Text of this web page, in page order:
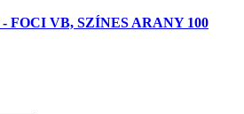
FOCI VB, SZÍNES ARANY 100